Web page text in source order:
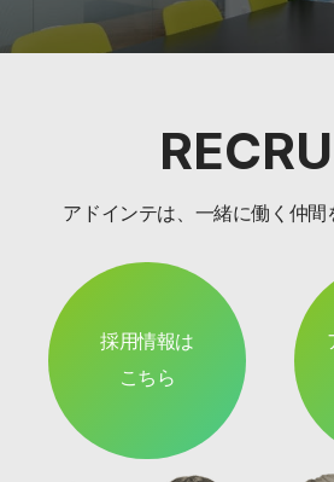
アドインテは、一緒に働く仲間
採用情報は
こちら